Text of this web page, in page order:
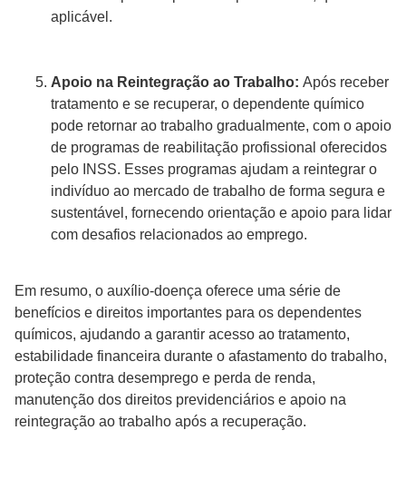
aplicável.
Apoio na Reintegração ao Trabalho: Após receber
tratamento e se recuperar, o dependente químico
pode retornar ao trabalho gradualmente, com o apoio
de programas de reabilitação profissional oferecidos
pelo INSS. Esses programas ajudam a reintegrar o
indivíduo ao mercado de trabalho de forma segura e
sustentável, fornecendo orientação e apoio para lidar
com desafios relacionados ao emprego.
Em resumo, o auxílio-doença oferece uma série de
benefícios e direitos importantes para os dependentes
químicos, ajudando a garantir acesso ao tratamento,
estabilidade financeira durante o afastamento do trabalho,
proteção contra desemprego e perda de renda,
manutenção dos direitos previdenciários e apoio na
reintegração ao trabalho após a recuperação.